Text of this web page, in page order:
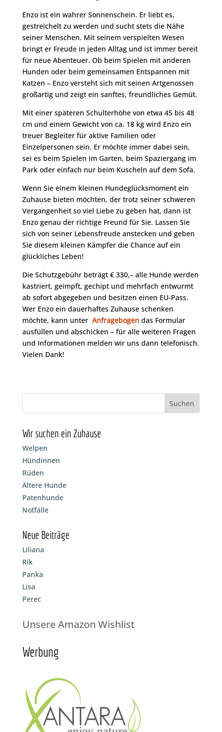
Enzo ist ein wahrer Sonnenschein. Er liebt es,
gestreichelt zu werden und sucht stets die Nähe
seiner Menschen. Mit seinem verspielten Wesen
bringt er Freude in jeden Alltag und ist immer bereit
für neue Abenteuer. Ob beim Spielen mit anderen
Hunden oder beim gemeinsamen Entspannen mit
Katzen – Enzo versteht sich mit seinen Artgenossen
großartig und zeigt ein sanftes, freundliches Gemüt.
Mit einer späteren Schulterhöhe von etwa 45 bis 48
cm und einem Gewicht von ca. 18 kg wird Enzo ein
treuer Begleiter für aktive Familien oder
Einzelpersonen sein. Er möchte immer dabei sein,
sei es beim Spielen im Garten, beim Spaziergang im
Park oder einfach nur beim Kuscheln auf dem Sofa.
Wenn Sie einem kleinen Hundeglücksmoment ein
Zuhause bieten möchten, der trotz seiner schweren
Vergangenheit so viel Liebe zu geben hat, dann ist
Enzo genau der richtige Freund für Sie. Lassen Sie
sich von seiner Lebensfreude anstecken und geben
Sie diesem kleinen Kämpfer die Chance auf ein
glückliches Leben!
Die Schutzgebühr beträgt € 330,– alle Hunde werden
kastriert, geimpft, gechipt und mehrfach entwurmt
ab sofort abgegeben und besitzen einen EU-Pass.
Wer Enzo ein dauerhaftes Zuhause schenken
möchte, kann unter Anfragebogendas Formular
ausfüllen und abschicken – für alle weiteren Fragen
und Informationen melden wir uns dann telefonisch.
Vielen Dank!
Wir suchen ein Zuhause
Welpen
Hündinnen
Rüden
Ältere Hunde
Patenhunde
Notfälle
Neue Beiträge
Liliana
Rik
Panka
Lisa
Perec
Unsere Amazon Wishlist
Werbung